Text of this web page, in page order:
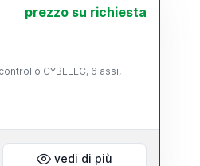
prezzo su richiesta
CYBELEC, 6 assi,
vedi di più